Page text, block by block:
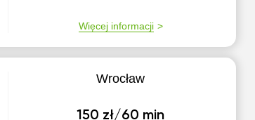
Więcej informacji
Wrocław
150 zł/60 min